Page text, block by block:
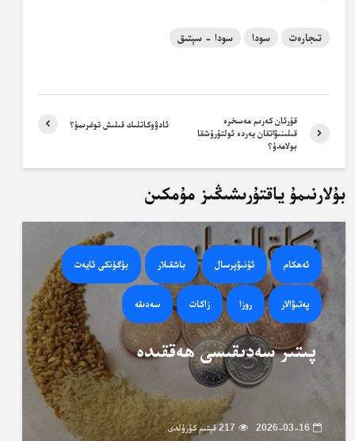
تىجارەت سودا سودا - سېتىق
ئادۋوكاتلىك قىلىش توغرىمۇ؟
قۇرئان كەرىم مەسخرە
قىلىنىۋاتقان يەردە ئولتۇرۇشقا
بولامدۇ؟
بۇلارنىمۇ ياقتۇرىشىڭىز مۇمكىن
ئەھكام ئۇنىۋېرسال باشقىلار بۈگۈنكى ئايەت
پەتىۋالار روزا زاكات سەدىقە
پىتىر سەدىقىسى ھەققىدە
2026-03-16 217 قېتىم كۆرۈلدى